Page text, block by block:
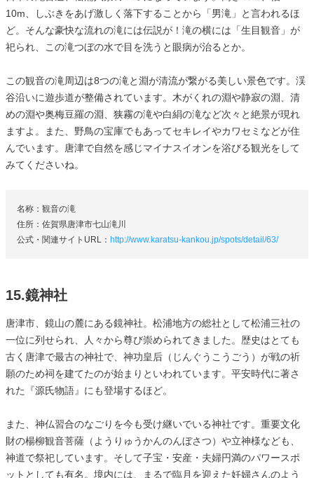
10m、しぶきをあげ激しく落下することから「男滝」と言われるほ
ど。そんな豪快な流れの滝には伝説が！滝の横には「生目観音」が
祀られ、この滝つぼの水で目を洗うと眼病が治るとか。
この観音の滝周辺は8つの滝と淵が清流が繋がる美しい景色です。渓
谷沿いに遊歩道が整備されています。木がくれの淵や静寂の淵、清
めの淵や奥梅豆羅の淵、狭霧の滝や白絹の滝など次々と絶景が現れ
ますよ。また、野鳥の宝庫でもあってセキレイやカワセミなどが住
んでいます。唐津で自然を感じマイナスイオンを浴びる観光をして
みてくださいね。
名称：観音の滝
住所：佐賀県唐津市七山滝川
公式・関連サイトURL： http://www.karatsu-kankou.jp/spots/detail/63/
15.鏡神社
唐津市、鏡山の麓にある鏡神社。松浦地方の総社として松浦三社の
一位に列せられ、人々から尊び崇められてきました。歴史はとても
古く唐津で最古の神社で、神功皇后（じんぐうこうごう）が戦の祈
願のため祠を建てたのが始まりといわれています。平安時代に著さ
れた『源氏物語』にも登場するほど。
また、神仏習合のなごりを今も受け継いでいる神社です。重要文化
財の楊柳観音菩薩（ようりゅうかんのんぼさつ）や立神様なども、
神道で祭祀しています。そして子宝・安産・夫婦円満のパワースポ
ットとしても有名。境内には、まるで臨月を迎えた妊婦さんのよう